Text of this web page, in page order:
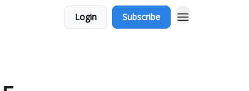
Login Subscribe